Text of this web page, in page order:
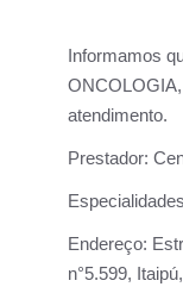
Informamos
atendimento.
Prestador:
Endereço:
n°5.599,